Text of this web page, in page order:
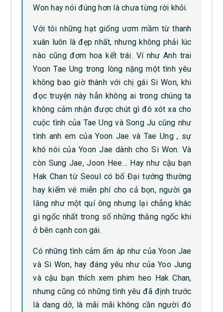
Won hay nói đúng hơn là chưa từng rời khỏi.
Với tôi những hạt giống ươm mầm từ thanh
xuân luôn là đẹp nhất, nhưng không phải lúc
nào cũng đơm hoa kết trái. Ví như Anh trai
Yoon Tae Ung trong lòng nặng một tình yêu
không bao giờ thành với chị gái Si Won, khi
đọc truyện này hẳn không ai trong chúng ta
không cảm nhận được chút gì đó xót xa cho
cuộc tình của Tae Ung và Song Ju cũng như
tình anh em của Yoon Jae và Tae Ung , sự
khó nói của Yoon Jae dành cho Si Won. Và
còn Sung Jae, Joon Hee… Hay như cậu bạn
Hak Chan từ Seoul có bố Đại tướng thường
hay kiếm vé miễn phí cho cả bọn, người ga
lăng như một quí ông nhưng lại chẳng khác
gì ngốc nhất trong số những thằng ngốc khi
ở bên cạnh con gái.
Có những tình cảm ấm áp như của Yoon Jae
và Si Won, hay đáng yêu như của Yoo Jung
và cậu bạn thích xem phim heo Hak Chan,
nhưng cũng có những tình yêu đã định trước
là dang dở, là mãi mãi không cần người đó